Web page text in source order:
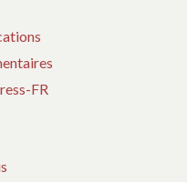
FR